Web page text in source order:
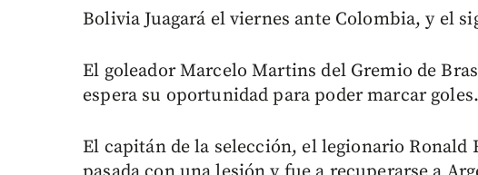
Bolivia Juagará el viernes ante Colombia, y el
El goleador Marcelo Martins del Gremio de
espera su oportunidad para poder marcar goles.
El capitán de la selección, el legionario Ronald